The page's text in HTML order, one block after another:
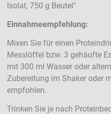
Isolat, 750 g Beutel"
Einnahmeempfehlung:
Mixen Sie für einen
Messlöffel bzw. 3 gehäufte
mit 300 ml Wasser oder
Zubereitung im Shaker oder
empfohlen.
Trinken Sie je nach